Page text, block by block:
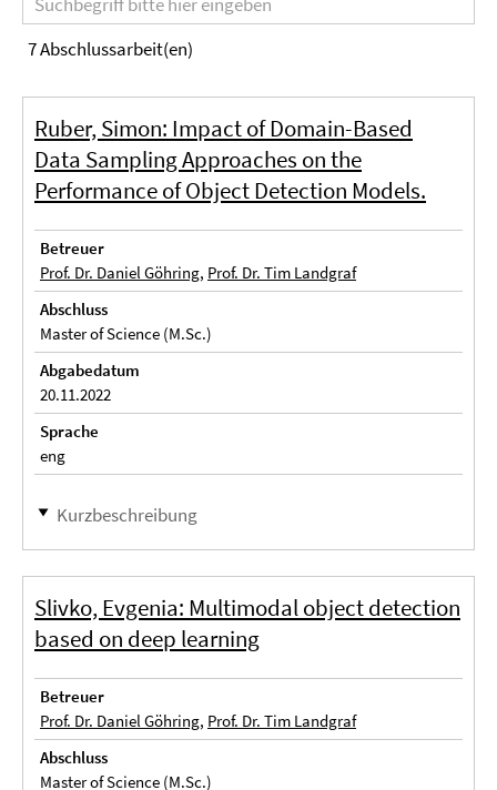
7Abschlussarbeit(en)
Ruber, Simon: Impact of Domain-Based
Data Sampling Approaches on the
Performance of Object Detection Models.
Betreuer
Prof. Dr. Daniel Göhring, Prof. Dr. Tim Landgraf
Abschluss
Master of Science (M.Sc.)
Abgabedatum
20.11.2022
Sprache
eng
Kurzbeschreibung
Slivko, Evgenia: Multimodal object detection
based on deep learning
Betreuer
Prof. Dr. Daniel Göhring, Prof. Dr. Tim Landgraf
Abschluss
Master of Science (M.Sc.)